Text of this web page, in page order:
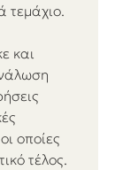
τεμάχιο.
και
οποίες
τέλος.